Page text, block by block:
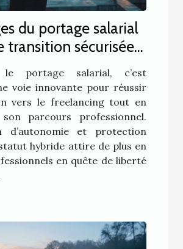
du portage salarial
transition sécurisée
le portage salarial, c’est
voie innovante pour réussir
vers le freelancing tout en
parcours professionnel.
d’autonomie et protection
hybride attire de plus en
en quête de liberté